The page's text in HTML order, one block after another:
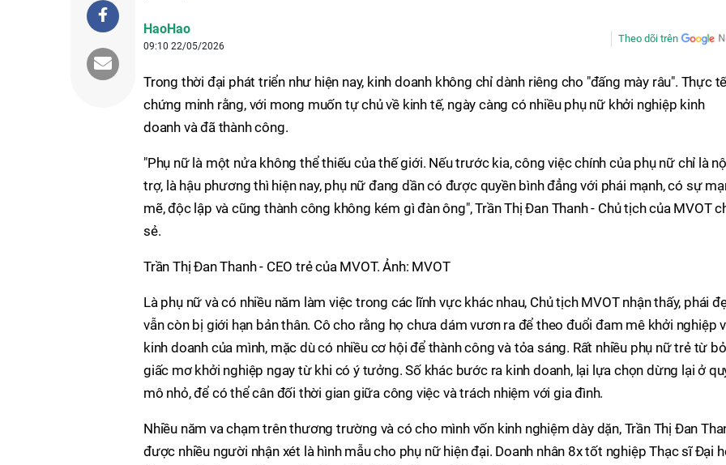
HaoHao
09:10 22/05/2026
Theo dõi trên
Trong thời đại phát triển như hiện nay, kinh doanh không chỉ dành riêng cho "đấng mày râu". Thực
chứng minh rằng, với mong muốn tự chủ về kinh tế, ngày càng có nhiều phụ nữ khởi nghiệp kinh
doanh và đã thành công.
"Phụ nữ là một nửa không thể thiếu của thế giới. Nếu trước kia, công việc chính của phụ nữ chỉ là
trợ, là hậu phương thì hiện nay, phụ nữ đang dần có được quyền bình đẳng với phái mạnh, có sự
mẽ, độc lập và cũng thành công không kém gì đàn ông", Trần Thị Đan Thanh - Chủ tịch của MVOT
sẻ.
Trần Thị Đan Thanh - CEO trẻ của MVOT. Ảnh: MVOT
Là phụ nữ và có nhiều năm làm việc trong các lĩnh vực khác nhau, Chủ tịch MVOT nhận thấy, phái
vẫn còn bị giới hạn bản thân. Cô cho rằng họ chưa dám vươn ra để theo đuổi đam mê khởi nghiệp
kinh doanh của mình, mặc dù có nhiều cơ hội để thành công và tỏa sáng. Rất nhiều phụ nữ trẻ từ bỏ
giấc mơ khởi nghiệp ngay từ khi có ý tưởng. Số khác bước ra kinh doanh, lại lựa chọn dừng lại ở
mô nhỏ, để có thể cân đối thời gian giữa công việc và trách nhiệm với gia đình.
Nhiều năm va chạm trên thương trường và có cho mình vốn kinh nghiệm dày dặn, Trần Thị Đan
được nhiều người nhận xét là hình mẫu cho phụ nữ hiện đại. Doanh nhân 8x tốt nghiệp Thạc sĩ Đại